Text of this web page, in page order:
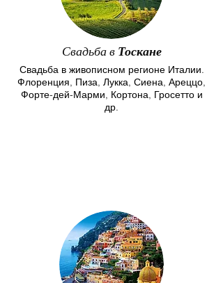
Свадьба в Тоскане
Свадьба в живописном регионе Италии.
Флоренция, Пиза, Лукка, Сиена, Ареццо,
Форте-дей-Марми, Кортона, Гросетто и
др.